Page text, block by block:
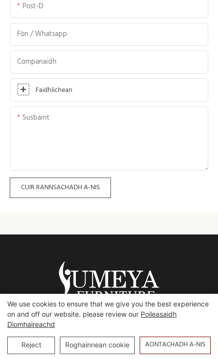
Post-D
Fòn / Whatsapp
Companaidh
Faidhlichean
Susbaint
CUIR RANNSACHADH A-NIS
We use cookies to ensure that we give you the best experience
on and off our website. please review our Poileasaidh
Dìomhaireachd
Reject Roghainnean cookie AONTACHADH A-NIS